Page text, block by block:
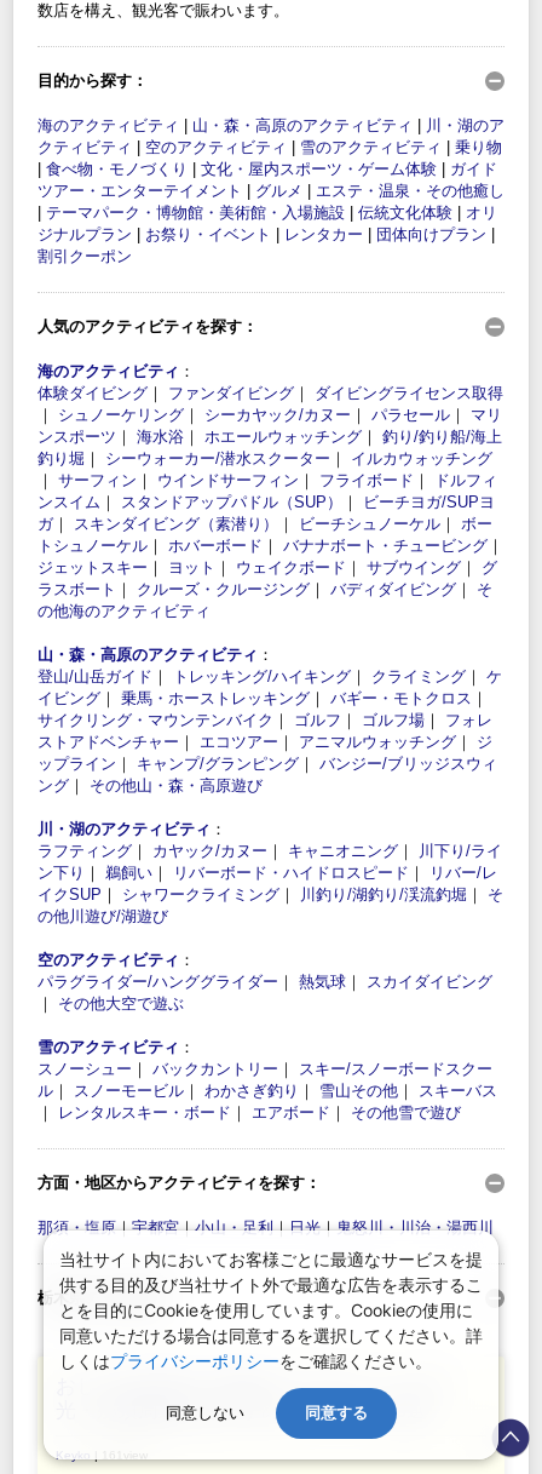
数店を構え、観光客で賑わいます。
目的から探す：
海のアクティビティ 山・森・高原のアクティビティ
川・湖のア
クティビティ
空のアクティビティ 雪のアクティビティ
乗り物
食べ物・モノづくり 文化・屋内スポーツ・ゲーム体験
ガイド
ツアー・エンターテイメント
グルメ
エステ・温泉・その他癒し
テーマパーク・博物館・美術館・入場施設 伝統文化体験
オリ
ジナルプラン
お祭り・イベント レンタカー 団体向けプラン
割引クーポン
人気のアクティビティを探す：
海のアクティビティ ：
体験ダイビング ｜ ファンダイビング ｜ ダイビングライセンス取得
｜ シュノーケリング ｜ シーカヤック/カヌー ｜ パラセール ｜ マリ
ンスポーツ ｜ 海水浴 ｜ ホエールウォッチング ｜ 釣り/釣り船/海上
釣り堀 ｜ シーウォーカー/潜水スクーター ｜ イルカウォッチング
｜ サーフィン ｜ ウインドサーフィン ｜ フライボード ｜
ドルフィ
ンスイム ｜ スタンドアップパドル（SUP） ｜
ビーチヨガ/SUPヨ
ガ｜ スキンダイビング（素潜り） ｜ ビーチシュノーケル ｜ ボー
トシュノーケル ｜ ホバーボード ｜ バナナボート・チュービング ｜
ジェットスキー ｜ ヨット ｜ ウェイクボード ｜ サブウイング ｜ グ
ラスボート ｜ クルーズ・クルージング ｜ バディダイビング ｜ そ
の他海のアクティビティ
山・森・高原のアクティビティ ：
登山/山岳ガイド ｜ トレッキング/ハイキング ｜ クライミング ｜ ケ
イビング ｜ 乗馬・ホーストレッキング ｜ バギー・モトクロス ｜
サイクリング・マウンテンバイク ｜ ゴルフ ｜ ゴルフ場 ｜ フォレ
ストアドベンチャー ｜ エコツアー ｜ アニマルウォッチング ｜ ジ
ップライン ｜ キャンプ/グランピング ｜ バンジー/ブリッジスウィ
ング ｜ その他山・森・高原遊び
川・湖のアクティビティ ：
ラフティング ｜ カヤック/カヌー ｜ キャニオニング ｜
川下り/ライ
ン下り ｜ 鵜飼い ｜ リバーボード・ハイドロスピード ｜
リバー/レ
イクSUP ｜ シャワークライミング ｜ 川釣り/湖釣り/渓流釣堀 ｜ そ
の他川遊び/湖遊び
空のアクティビティ ：
パラグライダー/ハンググライダー ｜ 熱気球 ｜ スカイダイビング
｜ その他大空で遊ぶ
雪のアクティビティ ：
スノーシュー ｜ バックカントリー ｜ スキー/スノーボードスクー
ル ｜ スノーモービル ｜ わかさぎ釣り ｜ 雪山その他 ｜ スキーバス
｜
レンタルスキー・ボード ｜ エアボード ｜ その他雪で遊び
方面・地区からアクティビティを探す：
那須・塩原｜宇都宮｜小山・足利｜日光｜鬼怒川・川治・湯西川
栃木県の人気記事：
おしゃれな日光・那須ランチならここ！日
光・那須周辺のおすすめレストラン10選
Keyko
当社サイト内においてお客様ごとに最適なサービスを提
供する目的及び当社サイト外で最適な広告を表示するこ
とを目的にCookieを使用しています。Cookieの使用に
同意いただける場合は同意するを選択してください。詳
しくはプライバシーポリシーをご確認ください。
同意しない 同意する